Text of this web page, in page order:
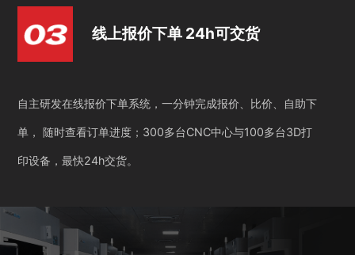
线上报价下单 24h可交货
自主研发在线报价下单系统，一分钟完成报价、比价、自助下
单， 随时查看订单进度；300多台CNC中心与100多台3D打
印设备，最快24h交货。